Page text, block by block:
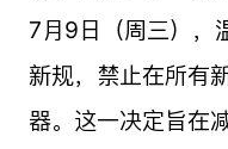
7月9日（周三），
新规，禁止在所有
器。这一决定旨在